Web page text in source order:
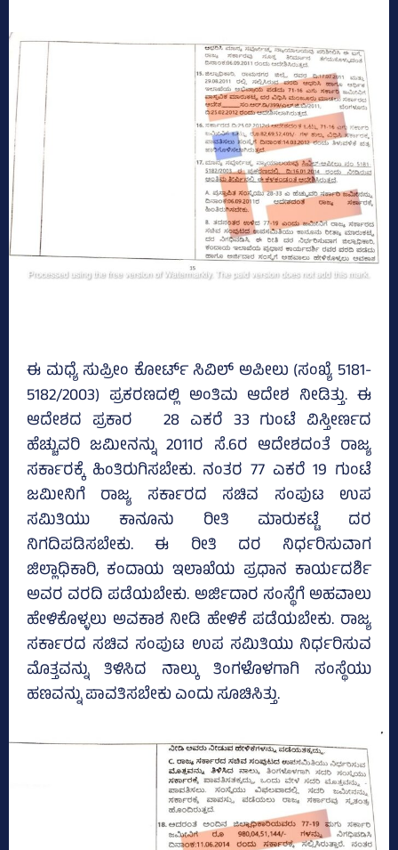
ಈ ಮಧ್ಯೆ ಸುಪ್ರೀಂ ಕೋರ್ಟ್‌ ಸಿವಿಲ್ ಅಪೀಲು (ಸಂಖ್ಯೆ 5181-
5182/2003) ಪ್ರಕರಣದಲ್ಲಿ ಅಂತಿಮ ಆದೇಶ ನೀಡಿತ್ತು. ಈ
ಆದೇಶದ ಪ್ರಕಾರ 28 ಎಕರೆ 33 ಗುಂಟೆ ವಿಸ್ತೀರ್ಣದ
ಹೆಚ್ಚುವರಿ ಜಮೀನನ್ನು 2011ರ ಸೆ.6ರ ಆದೇಶದಂತೆ ರಾಜ್ಯ
ಸರ್ಕಾರಕ್ಕೆ ಹಿಂತಿರುಗಿಸಬೇಕು. ನಂತರ 77 ಎಕರೆ 19 ಗುಂಟೆ
ಜಮೀನಿಗೆ ರಾಜ್ಯ ಸರ್ಕಾರದ ಸಚಿವ ಸಂಪುಟ ಉಪ
ಸಮಿತಿಯು ಕಾನೂನು ರೀತಿ ಮಾರುಕಟ್ಟೆ ದರ
ನಿಗದಿಪಡಿಸಬೇಕು. ಈ ರೀತಿ ದರ ನಿರ್ಧರಿಸುವಾಗ
ಜಿಲ್ಲಾಧಿಕಾರಿ, ಕಂದಾಯ ಇಲಾಖೆಯ ಪ್ರಧಾನ ಕಾರ್ಯದರ್ಶಿ
ಅವರ ವರದಿ ಪಡೆಯಬೇಕು. ಅರ್ಜಿದಾರ ಸಂಸ್ಥೆಗೆ ಅಹವಾಲು
ಹೇಳಿಕೊಳ್ಳಲು ಅವಕಾಶ ನೀಡಿ ಹೇಳಿಕೆ ಪಡೆಯಬೇಕು. ರಾಜ್ಯ
ಸರ್ಕಾರದ ಸಚಿವ ಸಂಪುಟ ಉಪ ಸಮಿತಿಯು ನಿರ್ಧರಿಸುವ
ಮೊತ್ತವನ್ನು ತಿಳಿಸಿದ ನಾಲ್ಕು ತಿಂಗಳೊಳಗಾಗಿ ಸಂಸ್ಥೆಯು
ಹಣವನ್ನು ಪಾವತಿಸಬೇಕು ಎಂದು ಸೂಚಿಸಿತ್ತು.